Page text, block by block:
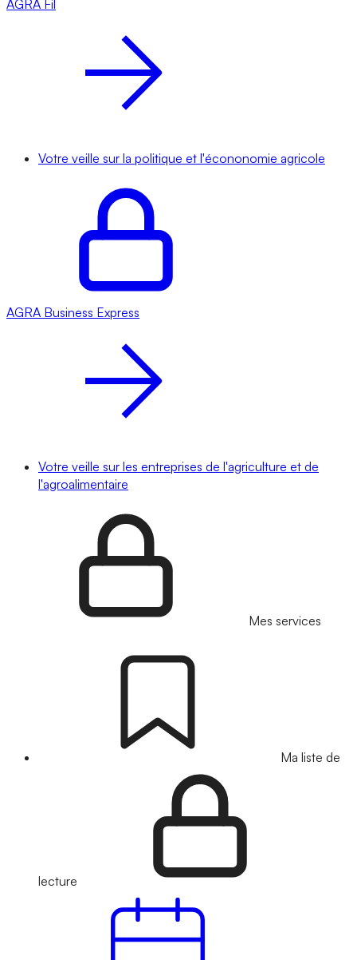
AGRA Fil
Votre veille sur la politique et l'écononomie agricole
AGRA Business Express
Votre veille sur les entreprises de l'agriculture et de
l'agroalimentaire
Mes services
Ma liste de
lecture